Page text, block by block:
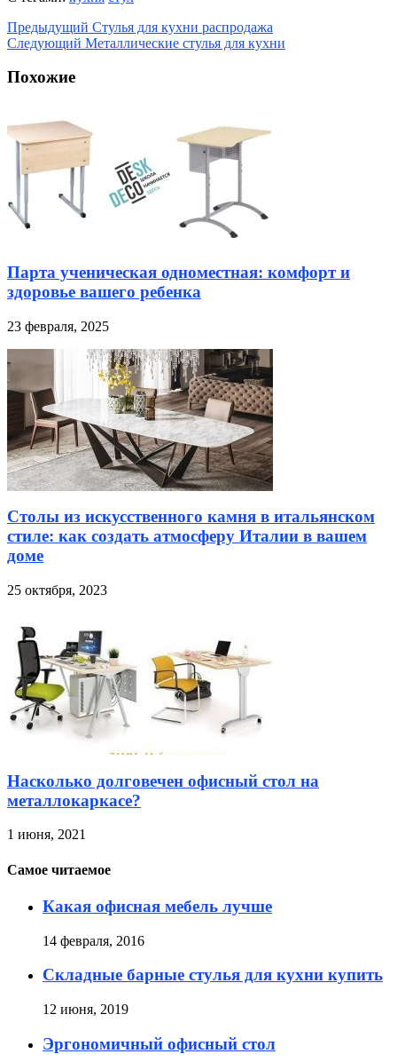
Предыдущий Стулья для кухни распродажа
Следующий Металлические стулья для кухни
Похожие
Парта ученическая одноместная: комфорт и
здоровье вашего ребенка
23 февраля, 2025
Столы из искусственного камня в итальянском
стиле: как создать атмосферу Италии в вашем
доме
25 октября, 2023
Насколько долговечен офисный стол на
металлокаркасе?
1 июня, 2021
Самое читаемое
Какая офисная мебель лучше
14 февраля, 2016
Складные барные стулья для кухни купить
12 июня, 2019
Эргономичный офисный стол